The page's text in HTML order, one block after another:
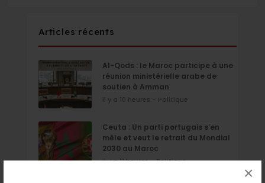
×
Articles récents
Al-Qods : le Maroc participe à une
réunion ministérielle arabe de
soutien à Amman
il y a 10 heures - Politique
Ceuta : Un parti portugais s’en
mêle et veut le retrait du Mondial
2030 au Maroc
il y a 11 heures - Politique